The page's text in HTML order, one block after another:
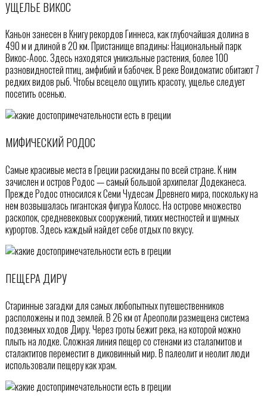
УЩЕЛЬЕ ВИКОС
Каньон занесен в Книгу рекордов Гиннеса, как глубочайшая долина в
490 м и длиной в 20 км. Пристанище впадины: Национальный парк
Викос-Аоос. Здесь находятся уникальные растения, более 100
разновидностей птиц, амфибий и бабочек. В реке Воидоматис обитают 7
редких видов рыб. Чтобы всецело ощутить красоту, ущелье следует
посетить осенью.
МИФИЧЕСКИЙ РОДОС
Самые красивые места в Греции раскиданы по всей стране. К ним
зачислен и остров Родос — самый большой архипелаг Додеканеса.
Прежде Родос относился к Семи Чудесам Древнего мира, поскольку на
нем возвышалась гигантская фигура Колосс. На острове множество
раскопок, средневековых сооружений, тихих местностей и шумных
курортов. Здесь каждый найдет себе отдых по вкусу.
ПЕЩЕРА ДИРУ
Старинные загадки для самых любопытных путешественников
расположены и под землей. В 26 км от Ареополи размещена система
подземных ходов Диру. Через гроты бежит река, на которой можно
плыть на лодке. Сложная линия пещер со стенами из сталагмитов и
сталактитов переместит в диковинный мир. В палеолит и неолит люди
использовали пещеру как храм.